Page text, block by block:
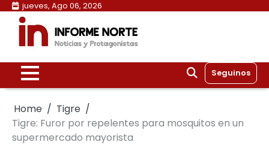
Skip
content
jueves, Ago 06, 2026
Seguinos
Home
Tigre
Tigre: Furor por repelentes para mosquitos en un
supermercado mayorista